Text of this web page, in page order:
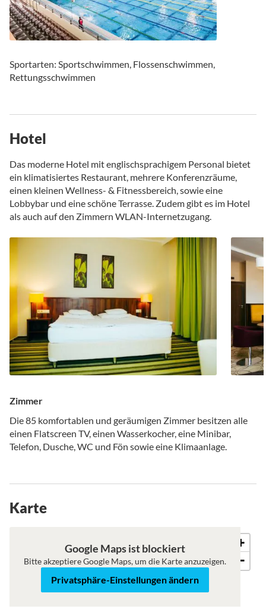
Sportarten: Sportschwimmen, Flossenschwimmen,
Rettungsschwimmen
Hotel
Das moderne Hotel mit englischsprachigem Personal bietet
ein klimatisiertes Restaurant, mehrere Konferenzräume,
einen kleinen Wellness- & Fitnessbereich, sowie eine
Lobbybar und eine schöne Terrasse. Zudem gibt es im Hotel
als auch auf den Zimmern WLAN-Internetzugang.
Zimmer
Die 85 komfortablen und geräumigen Zimmer besitzen alle
einen Flatscreen TV, einen Wasserkocher, eine Minibar,
Telefon, Dusche, WC und Fön sowie eine Klimaanlage.
Karte
Satellit
+
−
Google Maps ist blockiert
Bitte akzeptiere Google Maps, um die Karte anzuzeigen.
Privatsphäre-Einstellungen ändern